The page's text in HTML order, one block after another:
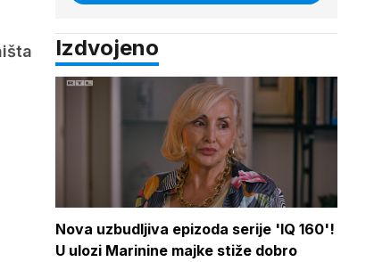
Izdvojeno
Nova uzbudljiva epizoda serije 'IQ 160'!
U ulozi Marinine majke stiže dobro